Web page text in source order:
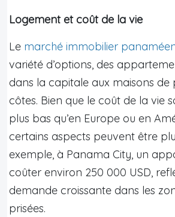
Logement et coût de la vie
Le marché immobilier
variété d’options, des
dans la capitale aux maisons de
côtes. Bien que le coût de la vie
plus bas qu’en Europe ou en
certains aspects peuvent être
exemple, à Panama City, un
coûter environ 250 000 USD,
demande croissante dans les
prisées.